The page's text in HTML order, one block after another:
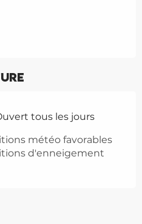
tous les jours
météo favorables
d'enneigement